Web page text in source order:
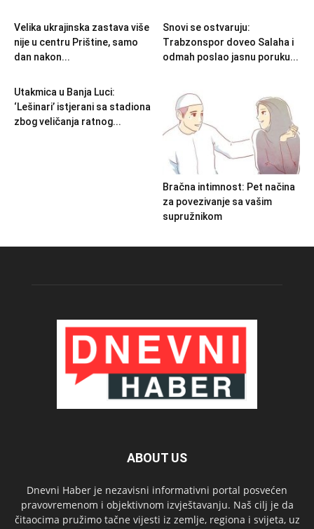
Velika ukrajinska zastava više
nije u centru Prištine, samo
dan nakon...
Snovi se ostvaruju:
Trabzonspor doveo Salaha i
odmah poslao jasnu poruku...
Utakmica u Banja Luci:
‘Lešinari’ istjerani sa stadiona
zbog veličanja ratnog...
Bračna intimnost: Pet načina
za povezivanje sa vašim
supružnikom
ABOUT US
Dnevni Haber je nezavisni informativni portal posvećen
pravovremenom i objektivnom izvještavanju. Naš cilj je da
čitaocima pružimo tačne vijesti iz zemlje, regiona i svijeta, uz